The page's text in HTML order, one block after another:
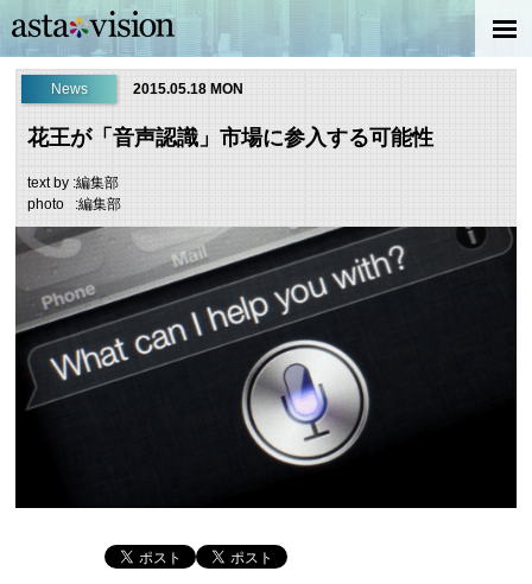
News 2015.05.18 MON
花王が「音声認識」市場に参入する可能性
text by :編集部
photo :編集部